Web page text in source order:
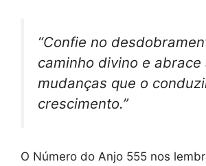
“Confie no
caminho divino e abrace
mudanças que o
crescimento.”
O Número do Anjo 555 nos